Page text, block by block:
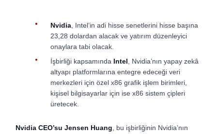
Nvidia , Intel’in adi hisse senetlerini hisse başına
23,28 dolardan alacak ve yatırım düzenleyici
onaylara tabi olacak.
İşbirliği kapsamında Intel , Nvidia’nın yapay zekâ
altyapı platformlarına entegre edeceği veri
merkezleri için özel x86 grafik işlem birimleri,
kişisel bilgisayarlar için ise x86 sistem çipleri
üretecek.
Nvidia CEO’su Jensen Huang , bu işbirliğinin Nvidia’nın